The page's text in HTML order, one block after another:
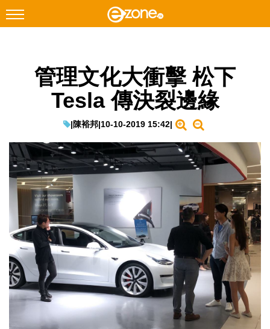
Facebook Instagram
遊戲動漫
教學評測
EduTech
IT Times
生成式AI與雲端應用
Enterprise Digital Transformation
特集
管理文化大衝擊 松下
Tesla 傳決裂邊緣
|陳裕邦|10-10-2019 15:42|